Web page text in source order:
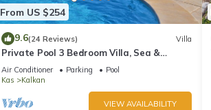
From US $254
9.6(24 Reviews) Villa
Private Pool 3 Bedroom Villa, Sea &
Mountain View At Amazing Lavanta
Air Conditioner Parking
Pool
Kas
Kalkan
VIEW AVAILABILITY